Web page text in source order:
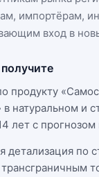
импортёрам,
вход в
продукту
в натуральном и
лет с прогнозом
детализация по